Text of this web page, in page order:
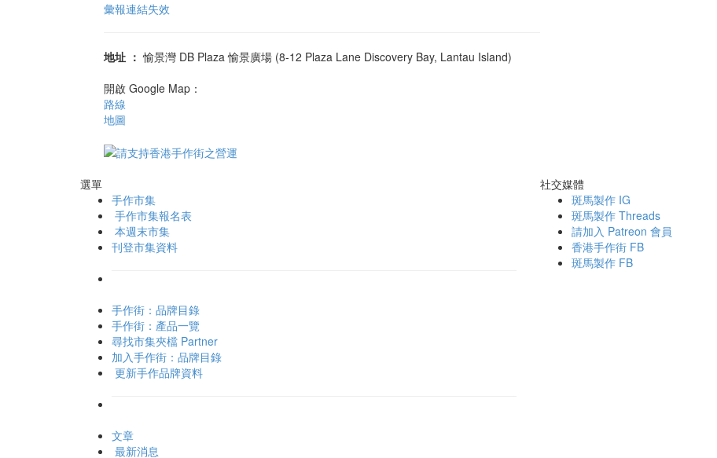
彙報連結失效
地址 ： 愉景灣 DB Plaza 愉景廣場 (8-12 Plaza Lane Discovery Bay, Lantau Island)
開啟 Google Map：
路線
地圖
選單
手作市集
手作市集報名表
本週末市集
刊登市集資料
手作街：品牌目錄
手作街：產品一覽
尋找市集夾檔 Partner
加入手作街：品牌目錄
更新手作品牌資料
文章
最新消息
社交媒體
斑馬製作 IG
斑馬製作 Threads
請加入 Patreon 會員
香港手作街 FB
斑馬製作 FB